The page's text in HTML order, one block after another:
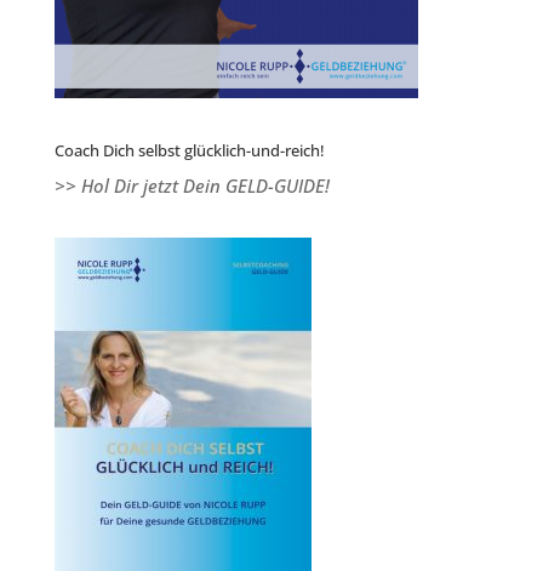
Coach Dich selbst glücklich-und-reich!
>> Hol Dir jetzt Dein GELD-GUIDE!